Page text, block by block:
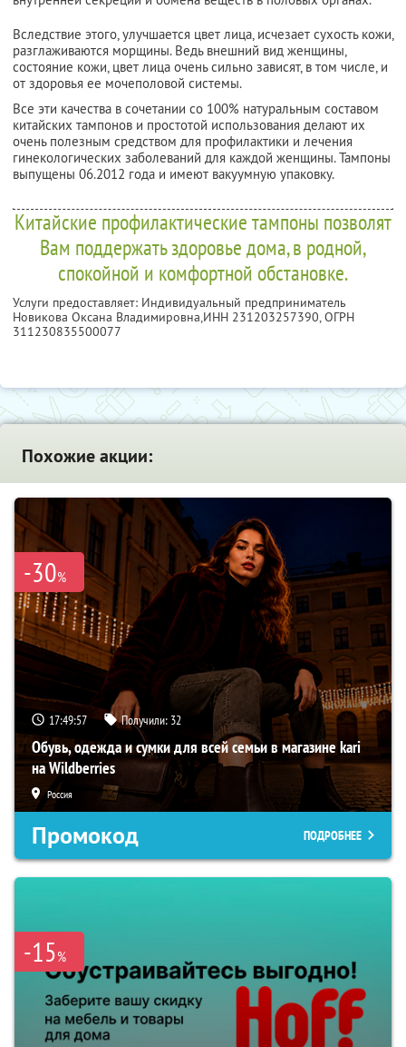
Вследствие этого, улучшается цвет лица, исчезает сухость кожи,
разглаживаются морщины. Ведь внешний вид женщины,
состояние кожи, цвет лица очень сильно зависят, в том числе, и
от здоровья ее мочеполовой системы.
Все эти качества в сочетании со 100% натуральным составом
китайских тампонов и простотой использования делают их
очень полезным средством для профилактики и лечения
гинекологических заболеваний для каждой женщины. Тампоны
выпущены 06.2012 года и имеют вакуумную упаковку.
Китайские профилактические тампоны позволят
Вам поддержать здоровье дома, в родной,
спокойной и комфортной обстановке.
Услуги предоставляет: Индивидуальный предприниматель
Новикова Оксана Владимировна,ИНН 231203257390, ОГРН
311230835500077
Похожие акции:
-30%
17:49:55 Получили: 32
Обувь, одежда и сумки для всей семьи в магазине kari
на Wildberries
Россия
Промокод ПОДРОБНЕЕ
-15%